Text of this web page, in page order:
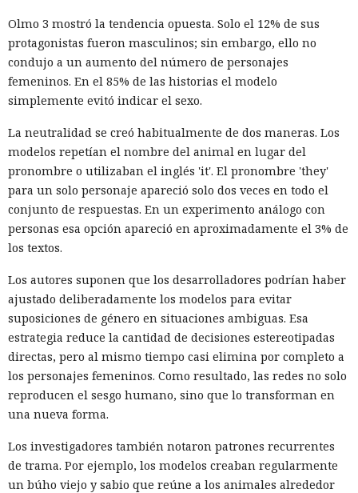
Olmo 3 mostró la tendencia opuesta. Solo el 12% de sus
protagonistas fueron masculinos; sin embargo, ello no
condujo a un aumento del número de personajes
femeninos. En el 85% de las historias el modelo
simplemente evitó indicar el sexo.
La neutralidad se creó habitualmente de dos maneras. Los
modelos repetían el nombre del animal en lugar del
pronombre o utilizaban el inglés 'it'. El pronombre 'they'
para un solo personaje apareció solo dos veces en todo el
conjunto de respuestas. En un experimento análogo con
personas esa opción apareció en aproximadamente el 3% de
los textos.
Los autores suponen que los desarrolladores podrían haber
ajustado deliberadamente los modelos para evitar
suposiciones de género en situaciones ambiguas. Esa
estrategia reduce la cantidad de decisiones estereotipadas
directas, pero al mismo tiempo casi elimina por completo a
los personajes femeninos. Como resultado, las redes no solo
reproducen el sesgo humano, sino que lo transforman en
una nueva forma.
Los investigadores también notaron patrones recurrentes
de trama. Por ejemplo, los modelos creaban regularmente
un búho viejo y sabio que reúne a los animales alrededor